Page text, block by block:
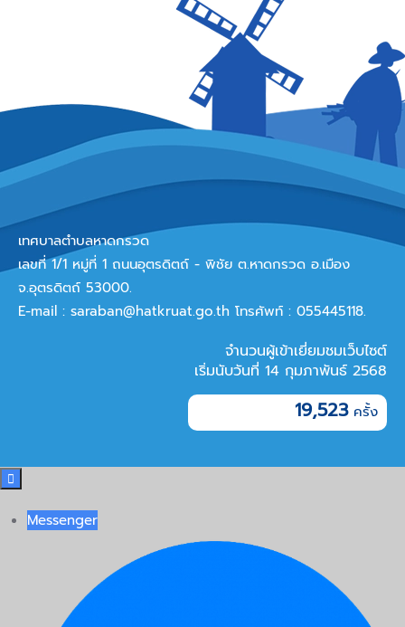
เทศบาลตำบลหาดกรวด
เลขที่ 1/1 หมู่ที่ 1 ถนนอุตรดิตถ์ - พิชัย ต.หาดกรวด อ.เมือง
จ.อุตรดิตถ์ 53000.
E-mail : saraban@hatkruat.go.th โทรศัพท์ : 055445118.
จำนวนผู้เข้าเยี่ยมชมเว็บไซต์
เริ่มนับวันที่ 14 กุมภาพันธ์ 2568
19,523

Messenger